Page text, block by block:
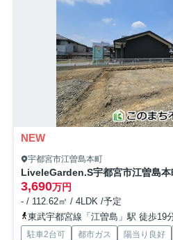
NEW
宇都宮市江曽島本町
LiveleGarden.S宇都宮市江曽島本
3,690万円
- / 112.62㎡ / 4LDK /予定
東武宇都宮線「江曽島」駅 徒歩19
駐車2台可 都市ガス 陽当り良好